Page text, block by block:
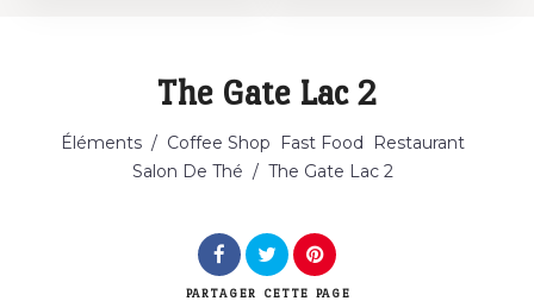
The Gate Lac 2
Éléments / Coffee Shop Fast Food
Restaurant
Salon De Thé / The Gate Lac 2
PARTAGER CETTE PAGE